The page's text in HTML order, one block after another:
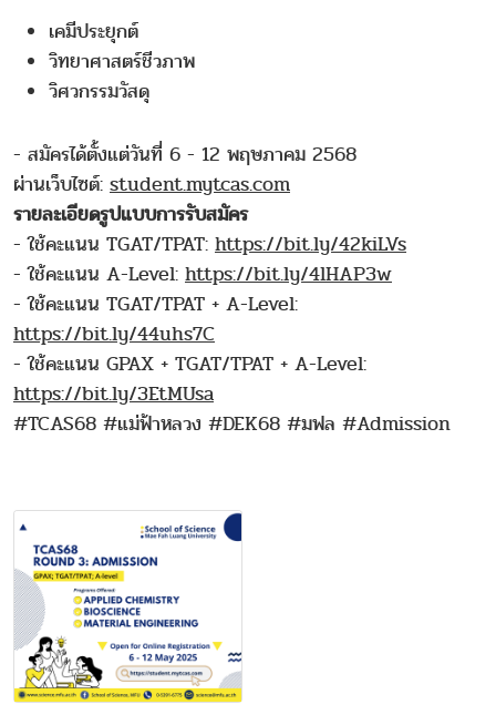
เคมีประยุกต์
วิทยาศาสตร์ชีวภาพ
วิศวกรรมวัสดุ
- สมัครได้ตั้งแต่วันที่ 6 - 12 พฤษภาคม 2568
ผ่านเว็บไซต์: student.mytcas.com
รายละเอียดรูปแบบการรับสมัคร
- ใช้คะแนน TGAT/TPAT: https://bit.ly/42kiLVs
- ใช้คะแนน A-Level: https://bit.ly/4lHAP3w
- ใช้คะแนน TGAT/TPAT + A-Level:
https://bit.ly/44uhs7C
- ใช้คะแนน GPAX + TGAT/TPAT + A-Level:
https://bit.ly/3EtMUsa
#TCAS68 #แม่ฟ้าหลวง #DEK68 #มฟล #Admission